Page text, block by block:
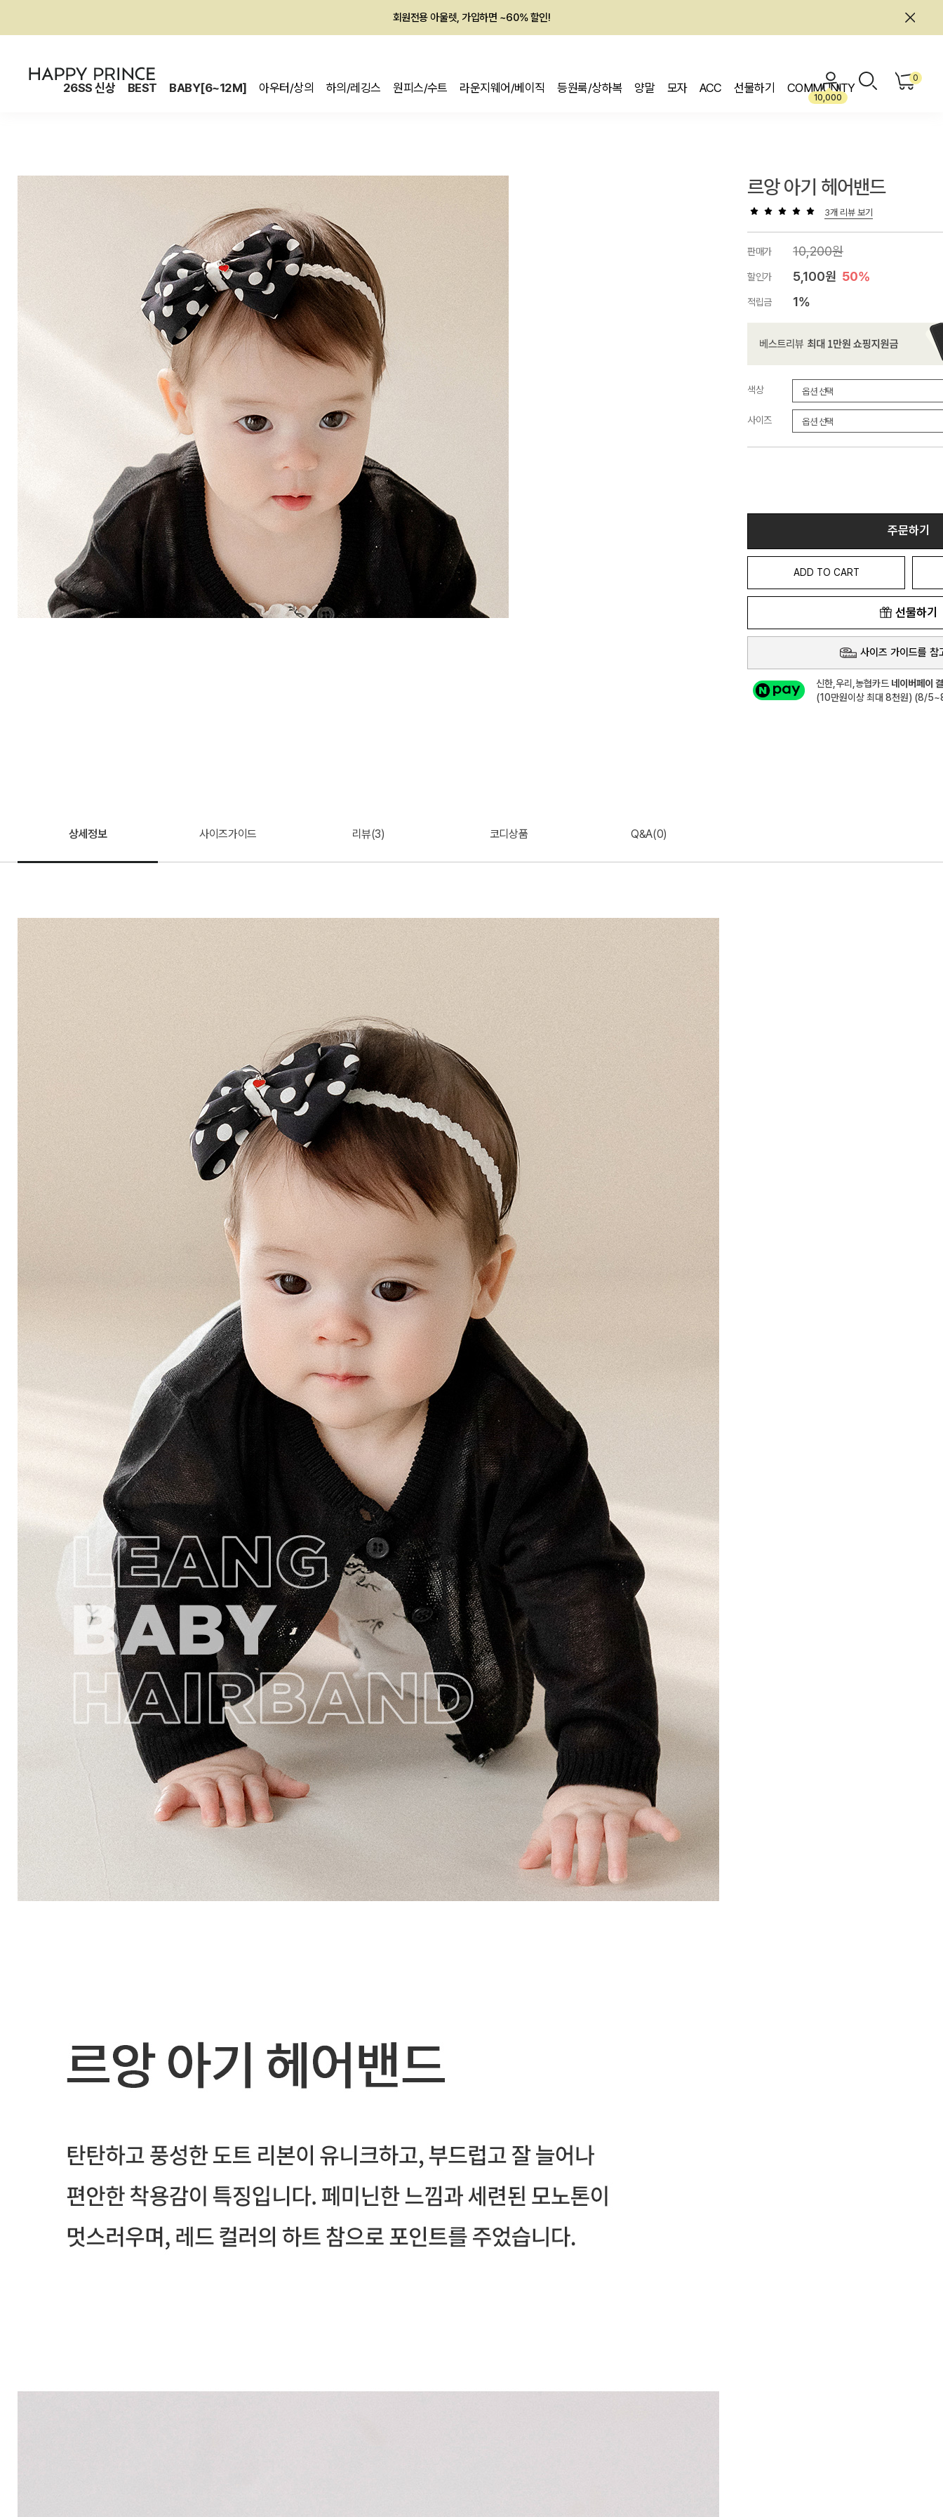
회원전용 아울렛, 가입하면 ~60% 할인!
26SS 신상 BEST BABY[6~12M] 아우터/상의 하의/레깅스 원피스/수트 라운지웨어/베이직 등원룩/상하복 양말 모자 ACC 선물하기 COMMUNITY
10,000
0
르앙 아기 헤어밴드
3개 리뷰 보기
판매가 10,200원
할인가 5,100원 50%
적립금 1%
색상
사이즈
주문하기
ADD TO CART
선물하기
사이즈 가이드를 참
신한,우리,농협카드 네이버페이
(10만원이상 최대 8천원) (8/
상세정보 사이즈가이드 리뷰(3) 코디상품 Q&A(0)